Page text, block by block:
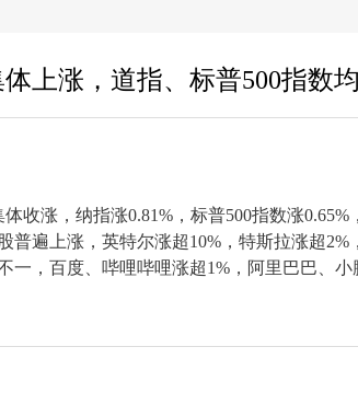
上涨，道指、标普500指数
收涨，纳指涨0.81%，标普500指数涨
普遍上涨，英特尔涨超10%，特斯拉涨超2%
一，百度、哔哩哔哩涨超1%，阿里巴巴、